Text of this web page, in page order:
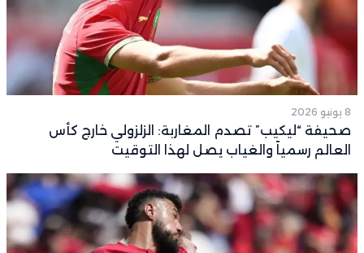
8 يونيو 2026
صحيفة “ليكيب” تصدم المغاربة: الزلزولي خارج كأس
العالم رسمياً والغياب يصل لهذا التوقيت